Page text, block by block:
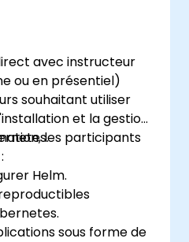
avec instructeur
ou en présentiel)
souhaitant utiliser
et la gestion
les participants
Helm.
sous forme de